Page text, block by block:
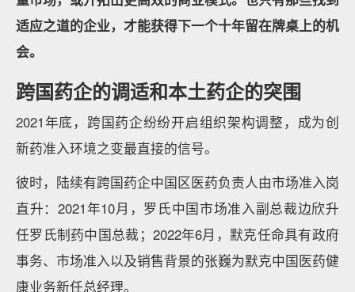
适应之道的企业，才能获得下一个十年留在牌桌上的机
会。
跨国药企的调适和本土药企的突围
2021年底，跨国药企纷纷开启组织架构调整，成为创
新药准入环境之变最直接的信号。
彼时，陆续有跨国药企中国区医药负责人由市场准入岗
直升：2021年10月，罗氏中国市场准入副总裁边欣升
任罗氏制药中国总裁；2022年6月，默克任命具有政府
事务、市场准入以及销售背景的张巍为默克中国医药健
康业务新任总经理。